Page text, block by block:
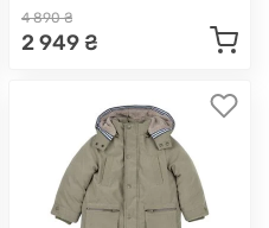
4 890 ₴
2 949 ₴